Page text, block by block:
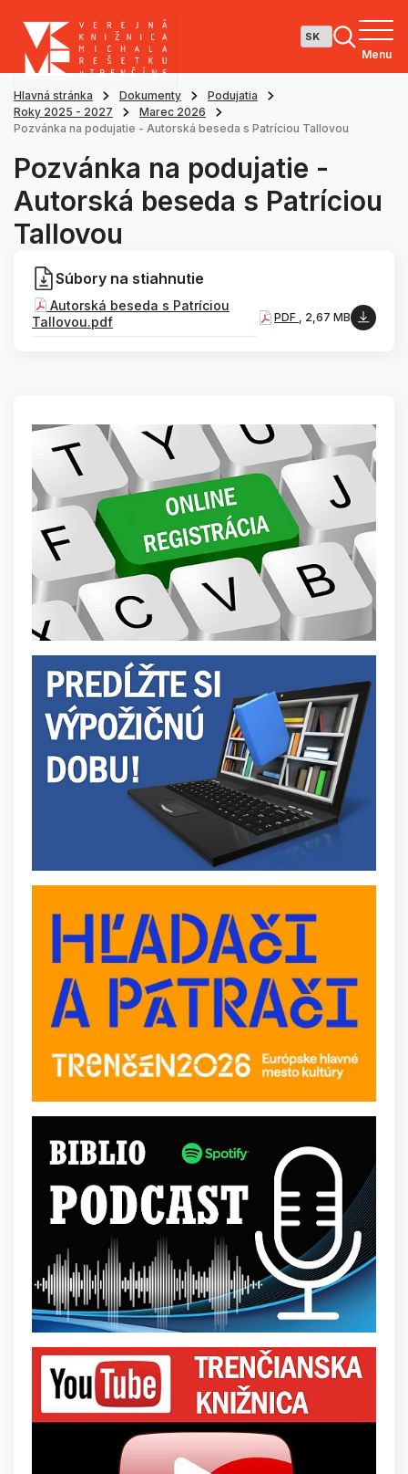
Menu
Hlavná stránka Dokumenty
Podujatia
Roky 2025 - 2027
Marec 2026
Pozvánka na podujatie - Autorská beseda s Patríciou Tallovou
Pozvánka na podujatie -
Autorská beseda s Patríciou
Tallovou
Súbory na stiahnutie
Autorská beseda s Patríciou
Tallovou.pdf
PDF , 2,67 MB